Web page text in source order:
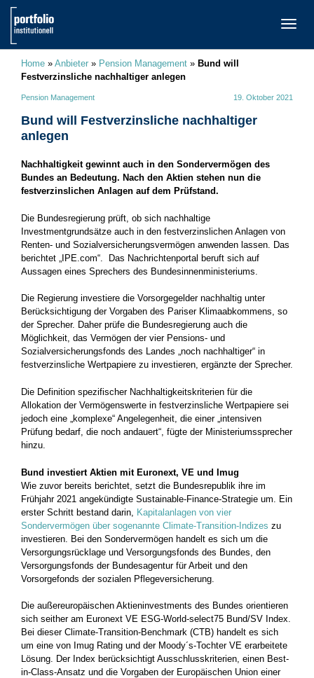
Home » Anbieter » Pension Management » Bund will
Festverzinsliche nachhaltiger anlegen
Pension Management 19. Oktober 2021
Bund will Festverzinsliche nachhaltiger
anlegen
Nachhaltigkeit gewinnt auch in den Sondervermögen des
Bundes an Bedeutung. Nach den Aktien stehen nun die
festverzinslichen Anlagen auf dem Prüfstand.
Die Bundesregierung prüft, ob sich nachhaltige
Investmentgrundsätze auch in den festverzinslichen Anlagen von
Renten- und Sozialversicherungsvermögen anwenden lassen. Das
berichtet „IPE.com“. Das Nachrichtenportal beruft sich auf
Aussagen eines Sprechers des Bundesinnenministeriums.
Die Regierung investiere die Vorsorgegelder nachhaltig unter
Berücksichtigung der Vorgaben des Pariser Klimaabkommens, so
der Sprecher. Daher prüfe die Bundesregierung auch die
Möglichkeit, das Vermögen der vier Pensions- und
Sozialversicherungsfonds des Landes „noch nachhaltiger“ in
festverzinsliche Wertpapiere zu investieren, ergänzte der Sprecher.
Die Definition spezifischer Nachhaltigkeitskriterien für die
Allokation der Vermögenswerte in festverzinsliche Wertpapiere sei
jedoch eine „komplexe“ Angelegenheit, die einer „intensiven
Prüfung bedarf, die noch andauert“, fügte der Ministeriumssprecher
hinzu.
Bund investiert Aktien mit Euronext, VE und Imug
Wie zuvor bereits berichtet, setzt die Bundesrepublik ihre im
Frühjahr 2021 angekündigte Sustainable-Finance-Strategie um. Ein
erster Schritt bestand darin, Kapitalanlagen von vier
Sondervermögen über sogenannte Climate-Transition-Indizes zu
investieren. Bei den Sondervermögen handelt es sich um die
Versorgungsrücklage und Versorgungsfonds des Bundes, den
Versorgungsfonds der Bundesagentur für Arbeit und den
Vorsorgefonds der sozialen Pflegeversicherung.
Die außereuropäischen Aktieninvestments des Bundes orientieren
sich seither am Euronext VE ESG-World-select75 Bund/SV Index.
Bei dieser Climate-Transition-Benchmark (CTB) handelt es sich
um eine von Imug Rating und der Moody´s-Tochter VE erarbeitete
Lösung. Der Index berücksichtigt Ausschlusskriterien, einen Best-
in-Class-Ansatz und die Vorgaben der Europäischen Union einer